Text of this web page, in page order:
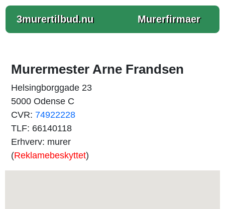
3murertilbud.nu Murerfirmaer
Murermester Arne Frandsen
Helsingborggade 23
5000 Odense C
CVR: 74922228
TLF: 66140118
Erhverv: murer
(Reklamebeskyttet)